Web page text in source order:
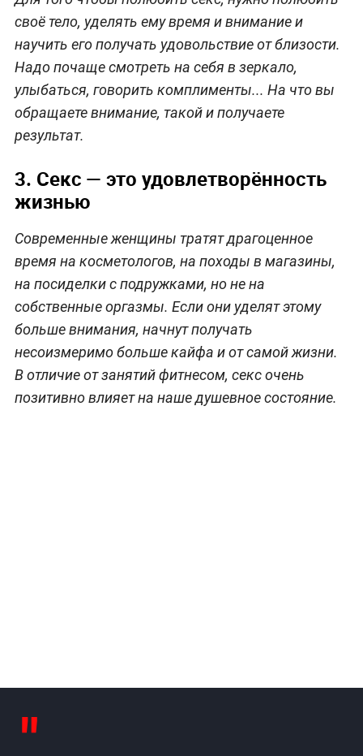
своё тело, уделять ему время и внимание и
научить его получать удовольствие от близости.
Надо почаще смотреть на себя в зеркало,
улыбаться, говорить комплименты... На что вы
обращаете внимание, такой и получаете
результат.
3. Секс — это удовлетворённость
жизнью
Современные женщины тратят драгоценное
время на косметологов, на походы в магазины,
на посиделки с подружками, но не на
собственные оргазмы. Если они уделят этому
больше внимания, начнут получать
несоизмеримо больше кайфа и от самой жизни.
В отличие от занятий фитнесом, секс очень
позитивно влияет на наше душевное состояние.